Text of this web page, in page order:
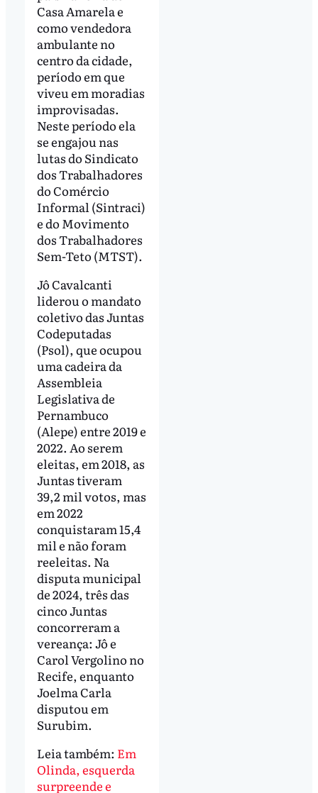
Casa Amarela e
como vendedora
ambulante no
centro da cidade,
período em que
viveu em moradias
improvisadas.
Neste período ela
se engajou nas
lutas do Sindicato
dos Trabalhadores
do Comércio
Informal (Sintraci)
e do Movimento
dos Trabalhadores
Sem-Teto (MTST).
Jô Cavalcanti
liderou o mandato
coletivo das Juntas
Codeputadas
(Psol), que ocupou
uma cadeira da
Assembleia
Legislativa de
Pernambuco
(Alepe) entre 2019 e
2022. Ao serem
eleitas, em 2018, as
Juntas tiveram
39,2 mil votos, mas
em 2022
conquistaram 15,4
mil e não foram
reeleitas. Na
disputa municipal
de 2024, três das
cinco Juntas
concorreram a
vereança: Jô e
Carol Vergolino no
Recife, enquanto
Joelma Carla
disputou em
Surubim.
Leia também: Em
Olinda, esquerda
surpreende e